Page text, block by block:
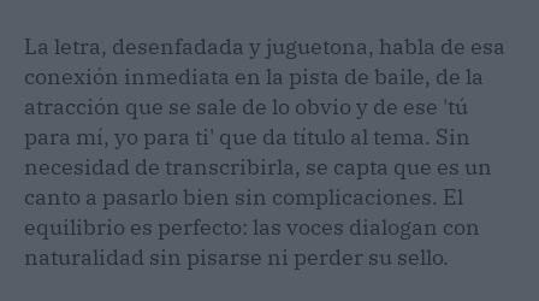
La letra, desenfadada y juguetona, habla de esa
conexión inmediata en la pista de baile, de la
atracción que se sale de lo obvio y de ese 'tú
para mí, yo para ti' que da título al tema. Sin
necesidad de transcribirla, se capta que es un
canto a pasarlo bien sin complicaciones. El
equilibrio es perfecto: las voces dialogan con
naturalidad sin pisarse ni perder su sello.